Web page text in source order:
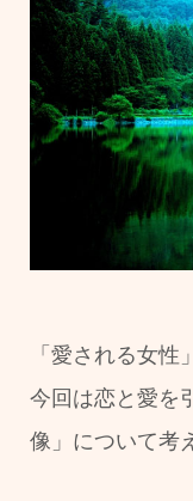
「愛される女
今回は恋と愛を
像」について考